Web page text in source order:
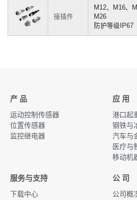
接插件
M12、M16、
M26
防护等级IP67
产 品
运动控制传感器
位置传感器
监控继电器
应 用
港口起
钢铁与
汽车与
医疗与
移动机
服务与支持
下载中心
公 司
公司概